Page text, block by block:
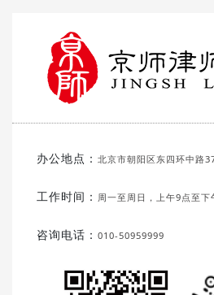
办公地点： 北京市朝阳区东四环中路
工作时间： 周一至周日，上午9点至下
咨询电话： 010-50959999